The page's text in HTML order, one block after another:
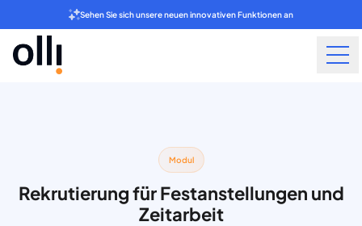
Sehen Sie sich unsere neuen innovativen Funktionen an
Modul
Rekrutierung für Festanstellungen und
Zeitarbeit